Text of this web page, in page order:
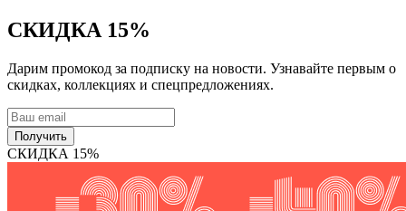
СКИДКА 15%
Дарим промокод за подписку на новости. Узнавайте первым о
скидках, коллекциях и спецпредложениях.
Получить
СКИДКА 15%